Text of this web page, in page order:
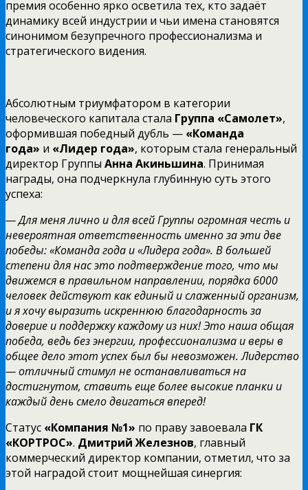
премия особенно ярко осветила тех, кто задаёт
динамику всей индустрии и чьи имена становятся
синонимом безупречного профессионализма и
стратегического видения.
Абсолютным триумфатором в категории
человеческого капитала стала Группа «Самолет»,
оформившая победный дубль — «Команда
года» и «Лидер года», которым стала генеральный
директор Группы Анна Акиньшина. Принимая
награды, она подчеркнула глубинную суть этого
успеха:
— Для меня лично и для всей Группы огромная честь и
невероятная ответственность именно за эти две
победы: «Команда года и «Лидера года». В большей
степени для нас это подтверждение того, что мы
движемся в правильном направлении, порядка 6000
человек действуют как единый и слаженный организм,
и я хочу выразить искреннюю благодарность за
доверие и поддержку каждому из них! Это наша общая
победа, ведь без энергии, профессионализма и веры в
общее дело этот успех был бы невозможен. Лидерство
— отличный стимул не останавливаться на
достигнутом, ставить еще более высокие планки и
каждый день смело двигаться вперед!
Статус «Компания №1» по праву завоевала ГК
«КОРТРОС». Дмитрий Железнов, главный
коммерческий директор компании, отметил, что за
этой наградой стоит мощнейшая синергия: